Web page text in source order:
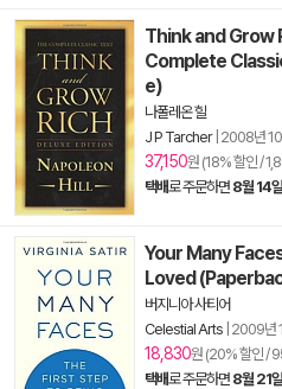
Think and Grow
Complete
e)
나폴레온 힐
J P Tarcher 2008년
37,150원 (18% 할인 /
택배로 주문하면 8월 14
Your Many
Loved
버지니아 사티어
Celestial Arts 2009년
18,830원 (20% 할인 /
택배로 주문하면 8월 21